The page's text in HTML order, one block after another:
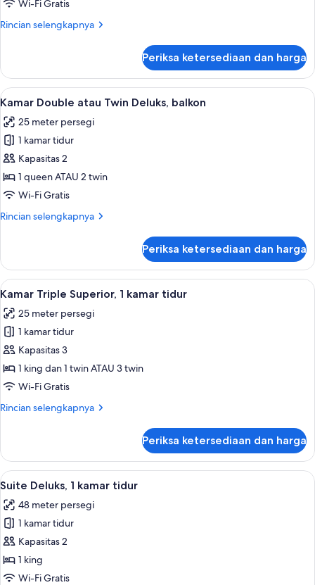
Superior,
Wi-Fi Gratis
Rincian selengkapnya
Rincian
Kamar
Double
atau
Superior,
teras
Periksa ketersediaan dan harga
Lihat
semua
foto
untuk
Kamar
Double
atau
Deluks,
Seprai premium, selimut bulu
5
Kamar Double atau Twin Deluks, balkon
25 meter persegi
1 kamar tidur
Kapasitas 2
1 queen ATAU 2 twin
Wi-Fi Gratis
Rincian selengkapnya
Rincian
Kamar
Double
atau
Deluks,
balkon
Periksa ketersediaan dan harga
Lihat
semua
foto
untuk
Kamar
Triple
Superior,
kamar
Kamar Triple Superior, 1 kamar
9
Kamar Triple Superior, 1 kamar tidur
25 meter persegi
1 kamar tidur
Kapasitas 3
1 king dan 1 twin ATAU 3 twin
Wi-Fi Gratis
Rincian selengkapnya
Rincian
Kamar
Triple
Superior,
kamar
tidur
Periksa ketersediaan dan harga
Lihat
semua
foto
untuk
Suite
Deluks,
1
Suite Deluks, 1 kamar tidur | Seprai
13
Suite Deluks, 1 kamar tidur
48 meter persegi
1 kamar tidur
Kapasitas 2
1 king
Wi-Fi Gratis